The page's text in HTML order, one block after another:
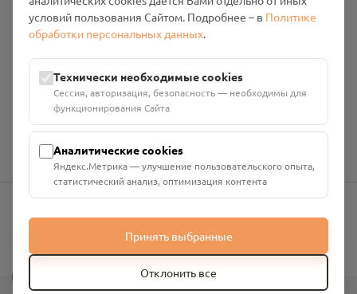
Общество с ограниченной ответственностью «Смоленский
Проект Помним»
ИНН: 6700029207 ОГРН: 1256700001986
Юридический адрес: 216790, Смоленская область, р-н
Руднянский, г. Рудня, улица Западная, д. 26А, пом. 18
Номер счёта: 40702810901130004287 в АО "АЛЬФА-БАНК"
Кор. счёт: 30101810200000000593
условий пользования Сайтом. Подробнее – в Политике
обработки персональных данных.
Технически необходимые cookies
Сессия, авторизация, безопасность — необходимы для
функционирования Сайта
Аналитические cookies
Яндекс.Метрика — улучшение пользовательского опыта,
статистический анализ, оптимизация контента
Принять выбранные
Отклонить все